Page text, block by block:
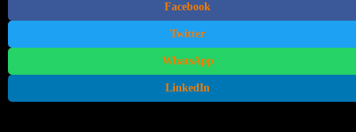
Facebook
Twitter
WhatsApp
LinkedIn